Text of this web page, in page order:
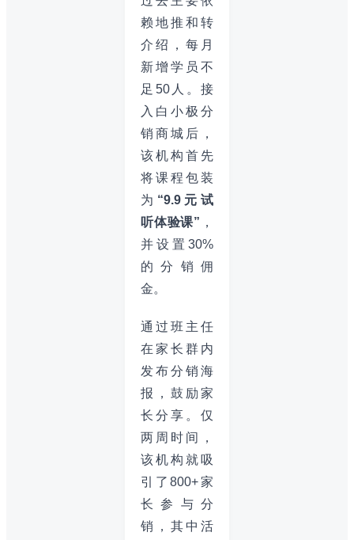
赖地推和转
介绍，每月
新增学员不
足50人。接
入白小极分
销商城后，
该机构首先
将课程包装
为 “9.9元试
听体验课” ，
并设置30%
的分销佣
金。
通过班主任
在家长群内
发布分销海
报，鼓励家
长分享。仅
两周时间，
该机构就吸
引了800+家
长参与分
销，其中活